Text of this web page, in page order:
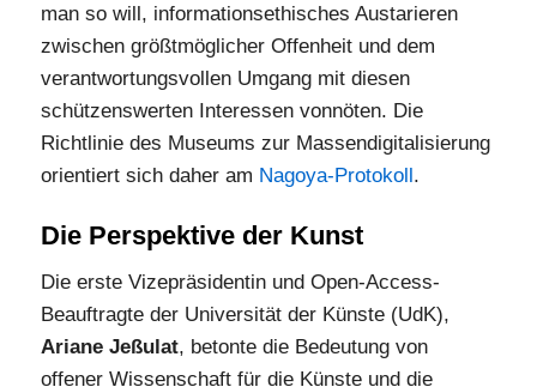
man so will, informationsethisches Austarieren
zwischen größtmöglicher Offenheit und dem
verantwortungsvollen Umgang mit diesen
schützenswerten Interessen vonnöten. Die
Richtlinie des Museums zur Massendigitalisierung
orientiert sich daher am Nagoya-Protokoll .
Die Perspektive der Kunst
Die erste Vizepräsidentin und Open-Access-
Beauftragte der Universität der Künste (UdK),
Ariane Jeßulat, betonte die Bedeutung von
offener Wissenschaft für die Künste und die